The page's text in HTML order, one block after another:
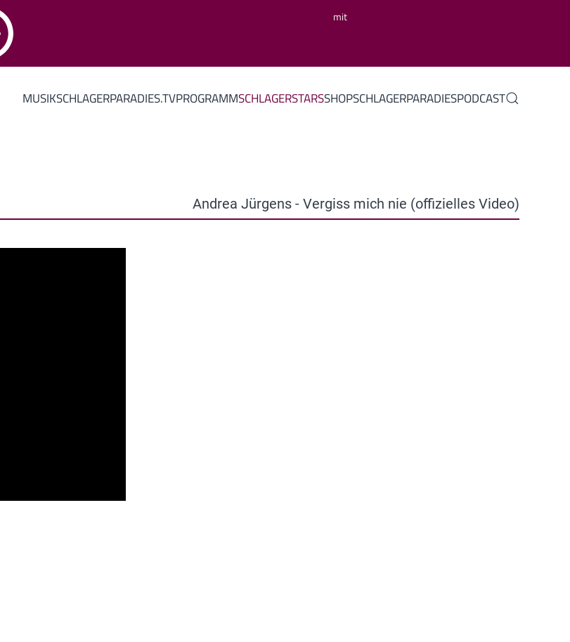
mit
MUSIKSCHLAGERPARADIES.TVPROGRAMMSCHLAGERSTARSSHOPSCHLAGERPARADIESPODCAST
Andrea Jürgens - Vergiss mich nie (offizielles Video)